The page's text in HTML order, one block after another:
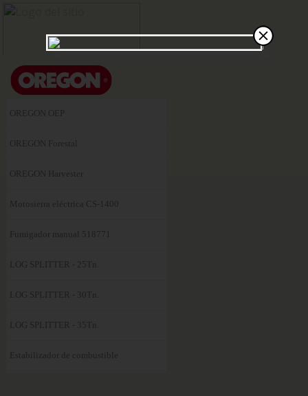
OREGON OEP
OREGON Forestal
OREGON Harvester
Motosierra eléctrica CS-1400
Fumigador manual 518771
LOG SPLITTER - 25Tn.
LOG SPLITTER - 30Tn.
LOG SPLITTER - 35Tn.
Estabilizador de combustible